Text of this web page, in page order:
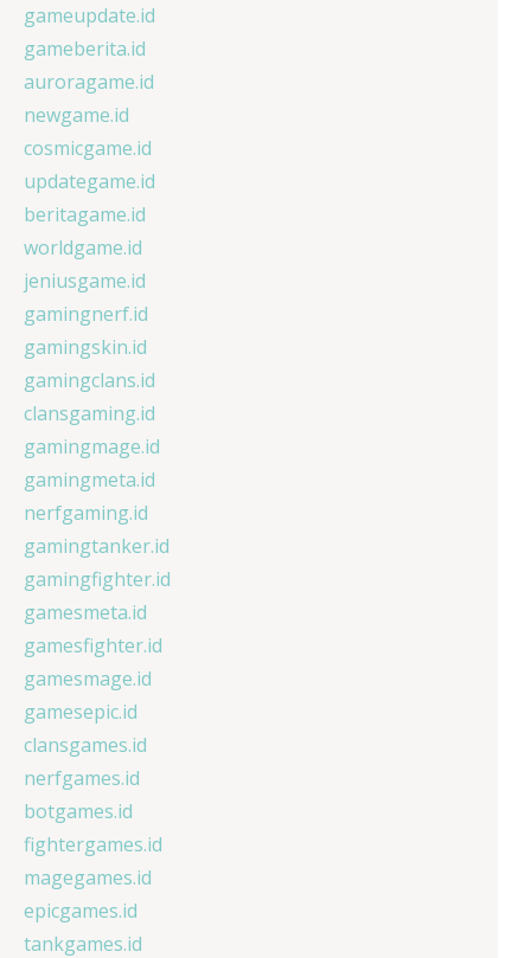
gameupdate.id
gameberita.id
auroragame.id
newgame.id
cosmicgame.id
updategame.id
beritagame.id
worldgame.id
jeniusgame.id
gamingnerf.id
gamingskin.id
gamingclans.id
clansgaming.id
gamingmage.id
gamingmeta.id
nerfgaming.id
gamingtanker.id
gamingfighter.id
gamesmeta.id
gamesfighter.id
gamesmage.id
gamesepic.id
clansgames.id
nerfgames.id
botgames.id
fightergames.id
magegames.id
epicgames.id
tankgames.id